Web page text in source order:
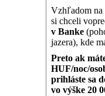
Vzhľadom na
si chceli
v Banke
jazera), kde
Preto ak
HUF/noc/
prihláste sa
vo výške 20